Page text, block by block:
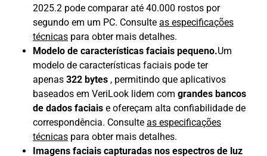
2025.2 pode comparar até 40.000 rostos por
segundo em um PC. Consulte as especificações
técnicas para obter mais detalhes.
Modelo de características faciais pequeno.Um
modelo de características faciais pode ter
apenas 322 bytes , permitindo que aplicativos
baseados em VeriLook lidem com grandes bancos
de dados faciais e ofereçam alta confiabilidade de
correspondência. Consulte as especificações
técnicas para obter mais detalhes.
Imagens faciais capturadas nos espectros de luz